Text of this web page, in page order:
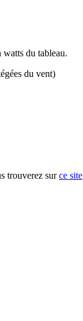
watts du tableau.
du vent)
trouverez surce site